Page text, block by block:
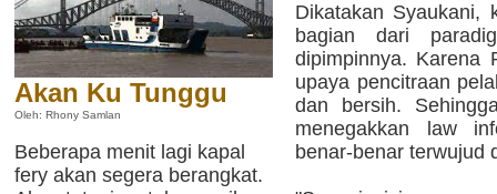
Akan Ku Tunggu
Oleh: Rhony Samlan
Beberapa menit lagi kapal
fery akan segera berangkat.
Dikatakan Syaukani,
bagian dari
dipimpinnya. Karena
upaya pencitraan
dan bersih.
menegakkan law
benar-benar terwujud